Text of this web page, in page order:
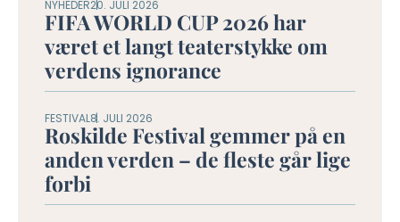
NYHEDER20. JULI 2026
FIFA WORLD CUP 2026 har
været et langt teaterstykke om
verdens ignorance
FESTIVAL8. JULI 2026
Roskilde Festival gemmer på en
anden verden – de fleste går lige
forbi